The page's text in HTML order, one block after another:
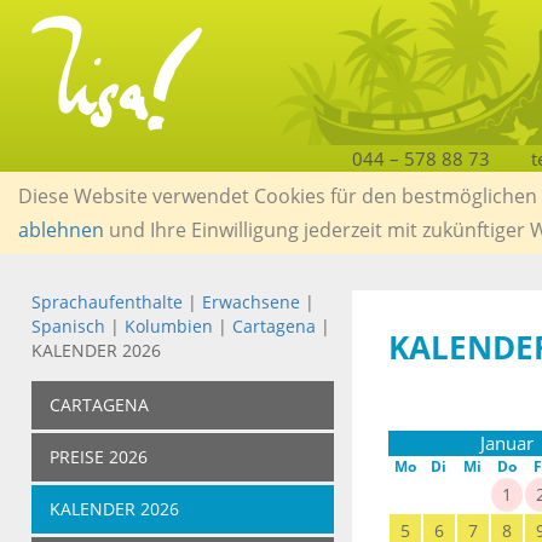
044 – 578 88 73
Diese Website verwendet Cookies für den
ablehnen und Ihre Einwilligung jederzeit mit zukünftiger
Sprachaufenthalte | Erwachsene |
Spanisch | Kolumbien | Cartagena |
KALENDER 2026
CARTAGENA
PREISE 2026
KALENDER 2026
Januar
Mo Di Mi Do
1
5
6 7 8